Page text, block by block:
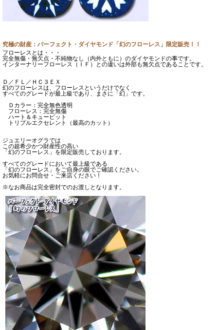
究極の財産：パーフェクト・ダイヤモンド「幻のフローレス」限定販売！！
フローレスとは・・・
完全無傷・無欠点・不純物なし（内外ともに）のダイヤモンドの事です。
インターナリーフローレス（ＩＦ）との違いは外部も無欠点であることです。
Ｄ／ＦＬ／ＨＣ３ＥＸ
幻のフローレスは、フローレスというだけでなく
すべてのグレードが最上級であり、まさに「幻」です。
Ｄカラー：完全無色透明
フローレス：完全無傷
ハート＆キューピット
トリプルエクセレント（最高のカット）
ジュエリーオグラでは
この超希少かつ財産性の高い
「幻のフローレス」を限定販売しております。
すべてのグレードにおいて最上級である
「幻のフローレス」をご自身の眼でご確認ください。
お気軽にお問合せ・ご来店ください！
※なお商品は完全密封でのお渡しとなります。